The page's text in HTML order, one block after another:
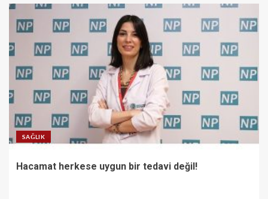
SAĞLIK
Hacamat herkese uygun bir tedavi değil!